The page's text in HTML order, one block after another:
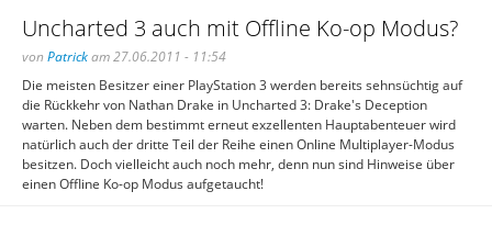
Uncharted 3 auch mit Offline Ko-op Modus?
von Patrickam 27.06.2011 - 11:54
Die meisten Besitzer einer PlayStation 3 werden bereits sehnsüchtig auf
die Rückkehr von Nathan Drake in Uncharted 3: Drake's Deception
warten. Neben dem bestimmt erneut exzellenten Hauptabenteuer wird
natürlich auch der dritte Teil der Reihe einen Online Multiplayer-Modus
besitzen. Doch vielleicht auch noch mehr, denn nun sind Hinweise über
einen Offline Ko-op Modus aufgetaucht!